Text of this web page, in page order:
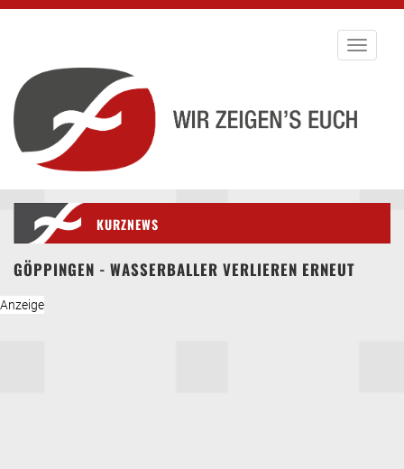
Toggle
KURZNEWS
GÖPPINGEN - WASSERBALLER VERLIEREN ERNEUT